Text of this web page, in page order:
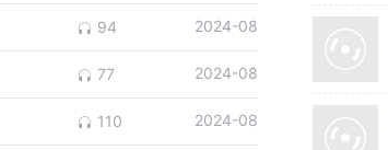
94 2024-08
77 2024-08
110 2024-08